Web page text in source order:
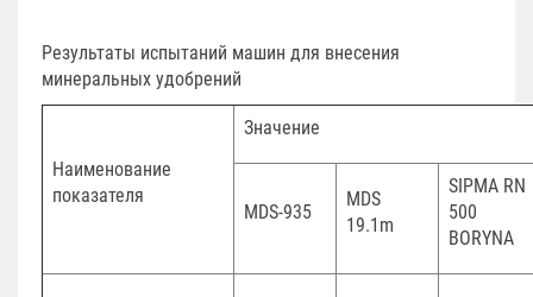
Результаты испытаний машин для внесения
минеральных удобрений
Наименование
показателя
Значение
MDS-935
MDS
19.1m
SIPMA RN
500
BORYNA